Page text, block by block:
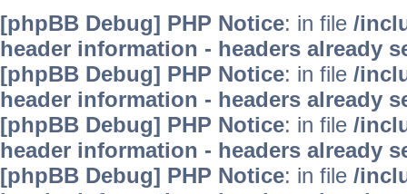
[phpBB Debug] PHP Notice: in file /
header information - headers already
[phpBB Debug] PHP Notice: in file /
header information - headers already
[phpBB Debug] PHP Notice: in file /
header information - headers already
[phpBB Debug] PHP Notice: in file /